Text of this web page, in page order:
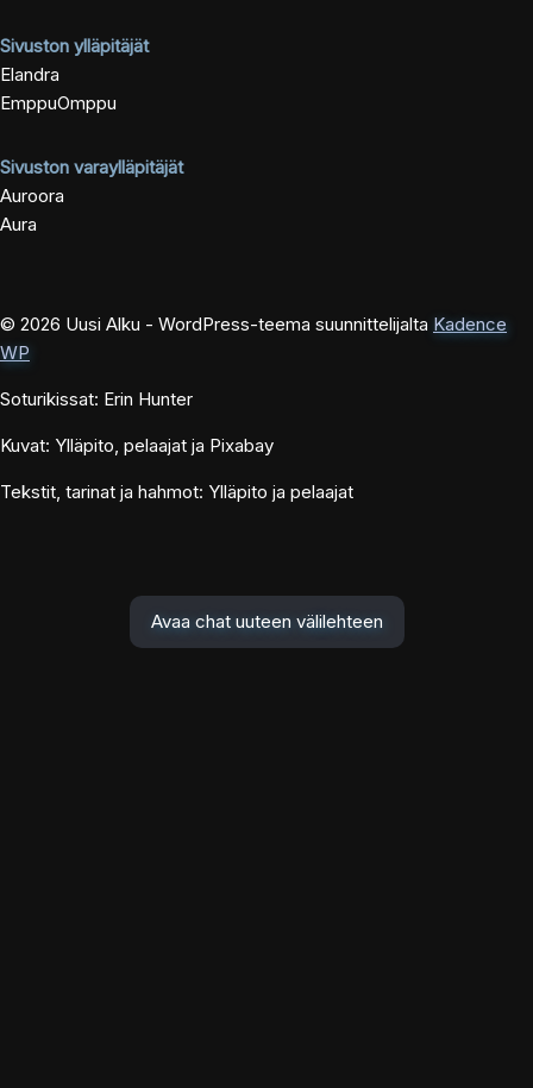
Sivuston ylläpitäjät
Elandra
EmppuOmppu
Sivuston varaylläpitäjät
Auroora
Aura
© 2026 Uusi Alku - WordPress-teema suunnittelijalta Kadence
WP
Soturikissat: Erin Hunter
Kuvat: Ylläpito, pelaajat ja Pixabay
Tekstit, tarinat ja hahmot: Ylläpito ja pelaajat
Avaa chat uuteen välilehteen